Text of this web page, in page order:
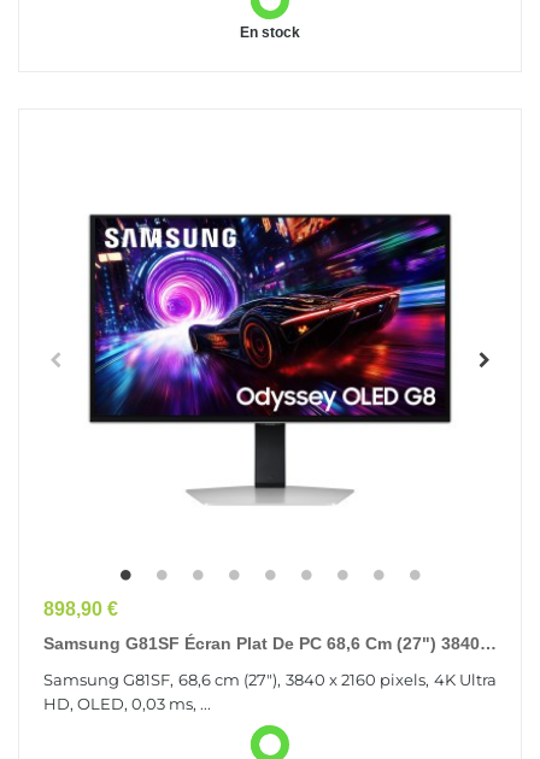
En stock
Prix
898,90 €
Samsung G81SF Écran Plat De PC 68,6 Cm (27") 3840 X
Samsung G81SF, 68,6 cm (27"), 3840 x 2160 pixels, 4K Ultra
HD, OLED, 0,03 ms, ...